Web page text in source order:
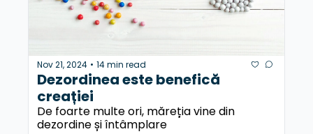
Nov 21, 2024 • 14 min read
Dezordinea este benefică
creației
De foarte multe ori, măreția vine din
dezordine și întâmplare